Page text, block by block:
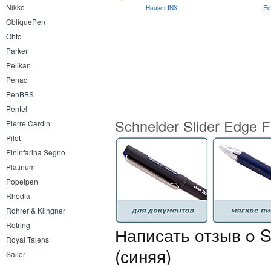
Nikko
ObliquePen
Ohto
Parker
Pelikan
Penac
PenBBS
Pentel
Pierre Cardin
Pilot
Pininfarina Segno
Platinum
Popelpen
Rhodia
Rohrer & Klingner
Rotring
Royal Talens
Sailor
Sakura Stardust Hauser INX
Schneider Slider Edge
Написать отзыв o
(синяя)